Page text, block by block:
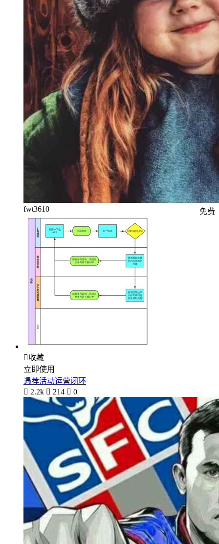
fwt3610 免费
收藏
立即使用
遇荐活动运营闭环
 2.2k  214  0